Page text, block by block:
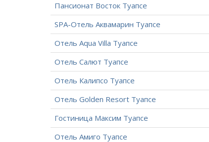
Пансионат Восток Туапсе
SPA-Отель Аквамарин Туапсе
Отель Aqua Villa Туапсе
Отель Салют Туапсе
Отель Калипсо Туапсе
Отель Golden Resort Туапсе
Гостиница Максим Туапсе
Отель Амиго Туапсе